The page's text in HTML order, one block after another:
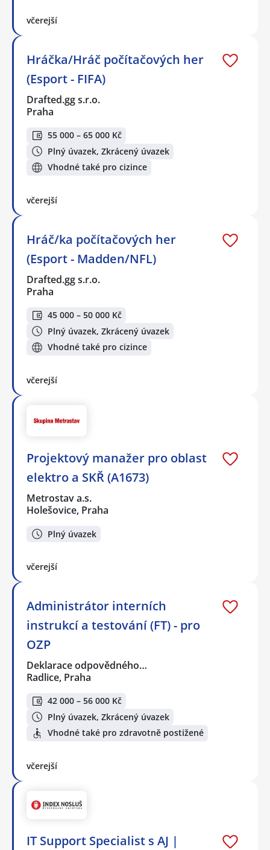
včerejší
Hráčka/Hráč počítačových her
(Esport - FIFA)
Drafted.gg s.r.o.
Praha
55 000 – 65 000 Kč
Plný úvazek, Zkrácený úvazek
Vhodné také pro cizince
včerejší
Hráč/ka počítačových her
(Esport - Madden/NFL)
Drafted.gg s.r.o.
Praha
45 000 – 50 000 Kč
Plný úvazek, Zkrácený úvazek
Vhodné také pro cizince
včerejší
Projektový manažer pro oblast
elektro a SKŘ (A1673)
Metrostav a.s.
Holešovice, Praha
Plný úvazek
včerejší
Administrátor interních
instrukcí a testování (FT) - pro
OZP
Deklarace odpovědného…
Radlice, Praha
42 000 – 56 000 Kč
Plný úvazek, Zkrácený úvazek
Vhodné také pro zdravotně postižené
včerejší
IT Support Specialist s AJ |